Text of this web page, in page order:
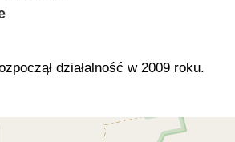
działalność w 2009 roku.